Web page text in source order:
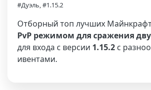
#Дуэль, #1.15.2
Отборный топ лучших
PvP режимом для сражения
для входа с версии 1.15.2 с
ивентами.